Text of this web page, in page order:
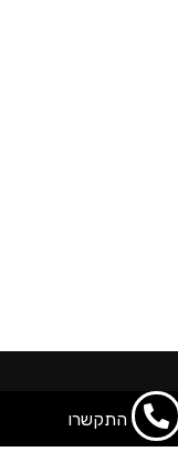
התקשרו